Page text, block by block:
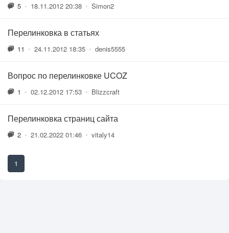
5 • 18.11.2012 20:38 • Simon2
Перелинковка в статьях
11 • 24.11.2012 18:35 • denis5555
Вопрос по перелинковке UCOZ
1 • 02.12.2012 17:53 • Blizzcraft
Перелинковка страниц сайта
2 • 21.02.2022 01:46 • vitaly14
1